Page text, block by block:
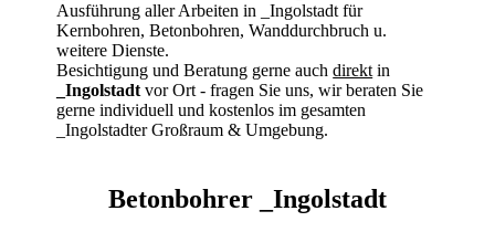
Ausführung aller Arbeitenin _Ingolstadt für
Kernbohren, Betonbohren, Wanddurchbruch u.
weitere Dienste.
Besichtigung und Beratung gerne auchdirekt in
_Ingolstadt vor Ort - fragen Sie uns, wir beraten Sie
gerne individuell und kostenlos im gesamten
_Ingolstadter Großraum & Umgebung.
Betonbohrer _Ingolstadt